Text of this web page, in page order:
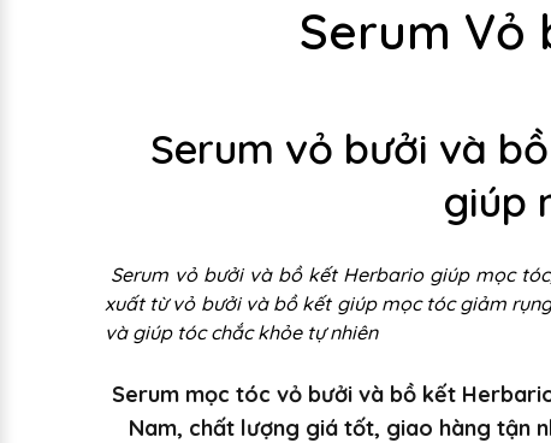
Serum Vỏ
Serum vỏ bưởi và
giúp
Serum vỏ bưởi và bồ kết Herbario giúp mọc
xuất từ vỏ bưởi và bồ kết giúp mọc tóc giảm
và giúp tóc chắc khỏe tự nhiên
Serum mọc tóc vỏ bưởi và bồ kết
Nam, chất lượng giá tốt, giao hàng tận